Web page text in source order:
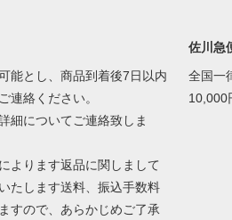
能とし、商品到着後7日以内
連絡ください。
細についてご連絡致しま
よります返品に関しまして
たします送料、振込手数料
すので、あらかじめご了承
佐川急
全国一
10,000